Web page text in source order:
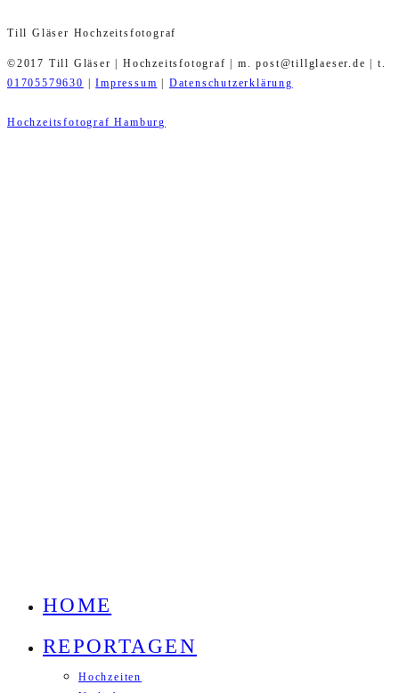
Till Gläser Hochzeitsfotograf
©2017 Till Gläser | Hochzeitsfotograf | m. post@tillglaeser.de | t.
01705579630 |Impressum | Datenschutzerklärung
Hochzeitsfotograf Hamburg
HOME
REPORTAGEN
Hochzeiten